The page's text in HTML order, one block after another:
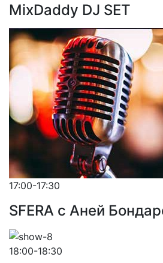
MixDaddy DJ SET
17:00-17:30
SFERA с Аней
18:00-18:30